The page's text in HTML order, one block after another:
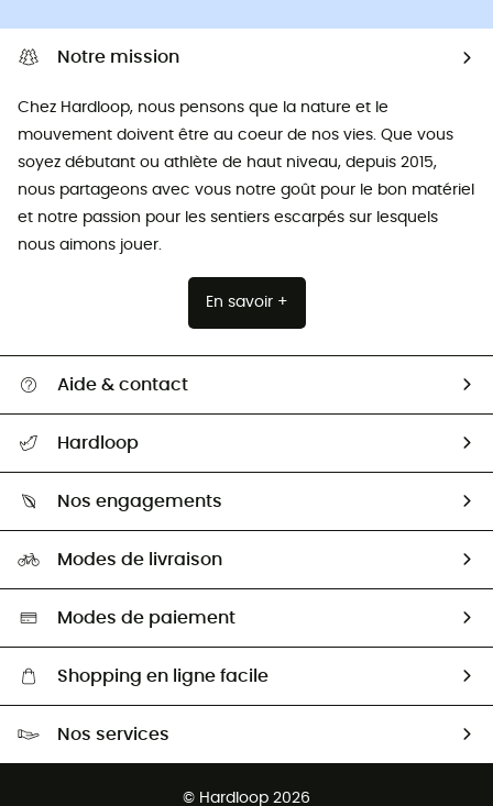
Notre mission
Chez Hardloop, nous pensons que la nature et le
mouvement doivent être au coeur de nos vies. Que vous
soyez débutant ou athlète de haut niveau, depuis 2015,
nous partageons avec vous notre goût pour le bon matériel
et notre passion pour les sentiers escarpés sur lesquels
nous aimons jouer.
En savoir +
Aide & contact
Retour & remboursement
Guide des tailles
Seconde Main
Aide & Contact
Hardloop
HardGuides
Nos engagements
Sélection éco-responsable
Modes de livraison
Modes de paiement
Shopping en ligne facile
Nos services
© Hardloop 2026